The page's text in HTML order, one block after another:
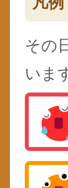
その
いま